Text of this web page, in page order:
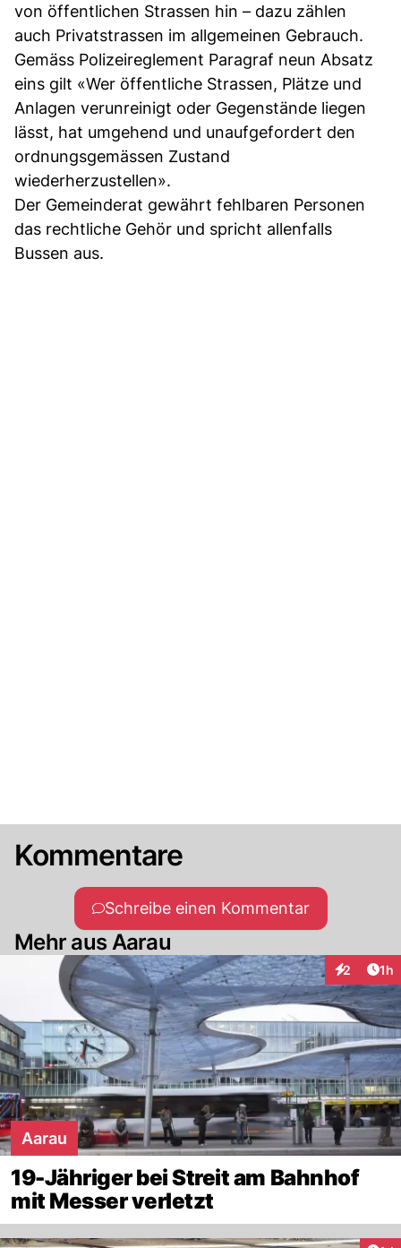
von öffentlichen Strassen hin – dazu zählen
auch Privatstrassen im allgemeinen Gebrauch.
Gemäss Polizeireglement Paragraf neun Absatz
eins gilt «Wer öffentliche Strassen, Plätze und
Anlagen verunreinigt oder Gegenstände liegen
lässt, hat umgehend und unaufgefordert den
ordnungsgemässen Zustand
wiederherzustellen».
Der Gemeinderat gewährt fehlbaren Personen
das rechtliche Gehör und spricht allenfalls
Bussen aus.
Kommentare
Schreibe einen Kommentar
Mehr aus Aarau
2 1h
Aarau
19-Jähriger bei Streit am Bahnhof
mit Messer verletzt